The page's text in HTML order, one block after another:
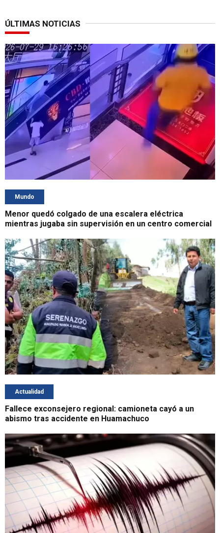
ÚLTIMAS NOTICIAS
Mundo
Menor quedó colgado de una escalera eléctrica
mientras jugaba sin supervisión en un centro comercial
Actualidad
Fallece exconsejero regional: camioneta cayó a un
abismo tras accidente en Huamachuco